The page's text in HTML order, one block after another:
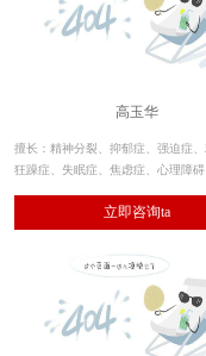
高玉华
擅长：精神分裂、抑郁症、强迫症、
狂躁症、失眠症、焦虑症、心理障
对酒精、毒品依赖及戒断的诊疗也具
解，临床疗效显著。
立即咨询ta